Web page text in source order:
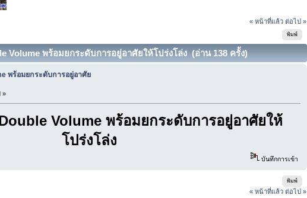
« หน้าที่แล้ว ต่อไป »
พิมพ์
Volume พร้อมยกระดับการอยู่อาศัยให้โปร่งโล่ง (อ่าน 138 ครั้ง)
พร้อมยกระดับการอยู่อาศัย
»
Volume พร้อมยกระดับการอยู่อาศัยให้
โปร่งโล่ง
บันทึกการเข้า
พิมพ์
« หน้าที่แล้ว ต่อไป »